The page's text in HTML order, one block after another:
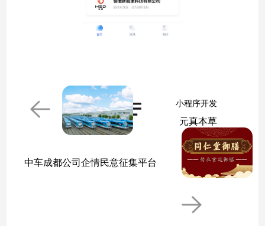
中车成都公司企情民意征集平台
小程序开发
元真本草